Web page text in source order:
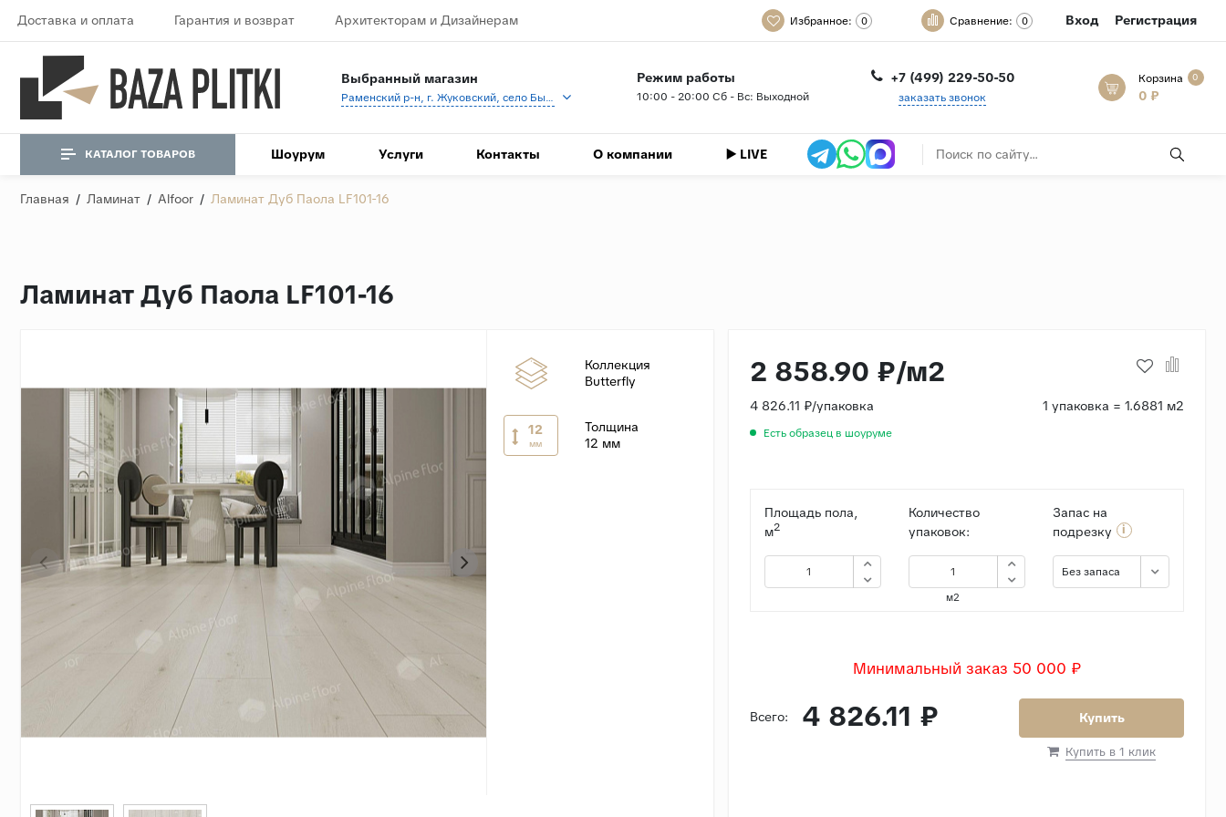
Доставка и оплата Гарантия и возврат Архитекторам и Дизайнерам Избранное: 0 Сравнение: 0 Вход Регистрация
Выбранный магазин
Раменский р-н, г. Жуковский, село Быково, кп Спартак, Береговая ул., 1
Режим работы
10:00 - 20:00 Сб - Вс: Выходной
+7 (499) 229-50-50
заказать звонок
Корзина 0
0 ₽
КАТАЛОГ ТОВАРОВ Шоурум Услуги Контакты О компании ▶️ LIVE
Главная / Ламинат / Alfoor / Ламинат Дуб Паола LF101-16
Ламинат Дуб Паола LF101-16
Коллекция
Butterfly
12
мм
Толщина
12 мм
2 858.90 ₽/м2
4 826.11 ₽/упаковка 1 упаковка = 1.6881 м2
Есть образец в шоуруме
Площадь пола,
м2
Количество
упаковок:
м2
Запас на
подрезку
i
Без запаса
Минимальный заказ 50 000 ₽
Всего: 4 826.11 ₽ Купить
Купить в 1 клик